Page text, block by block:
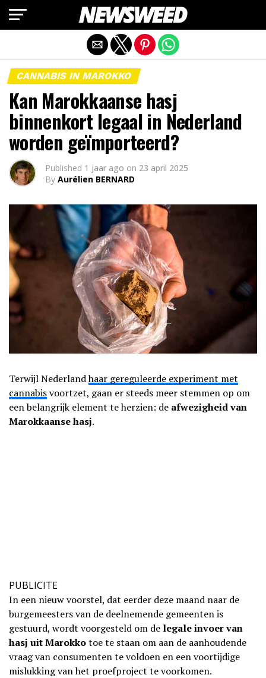
CANNABIS IN MAROKKO
Kan Marokkaanse hasj
binnenkort legaal in Nederland
worden geïmporteerd?
Published 1 jaar ago on 23 april 2025
By Aurélien BERNARD
Terwijl Nederlandhaar gereguleerde experiment met
cannabisvoortzet, gaan er steeds meer stemmen op om
een belangrijk element te herzien: de afwezigheid van
Marokkaanse hasj.
PUBLICITE
In een nieuw voorstel, dat eerder deze maand naar de
burgemeesters van de deelnemende gemeenten is
gestuurd, wordt voorgesteld om de legale invoer van
hasj uit Marokkotoe te staan om aan de aanhoudende
vraag van consumenten te voldoen en een voortijdige
mislukking van het proefproject te voorkomen.
Mobiele versie afsluiten